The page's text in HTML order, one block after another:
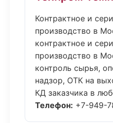
Контрактное и
производство в
контрактное и
производство в
контроль сырья,
надзор, ОТК на
КД заказчика в
Телефон: +7-949-